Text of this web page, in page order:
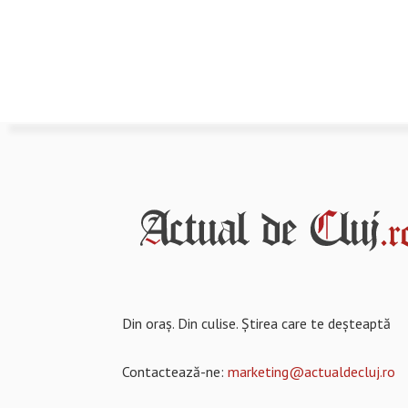
Din oraș. Din culise. Știrea care te deșteaptă
Contactează-ne: marketing@actualdecluj.ro